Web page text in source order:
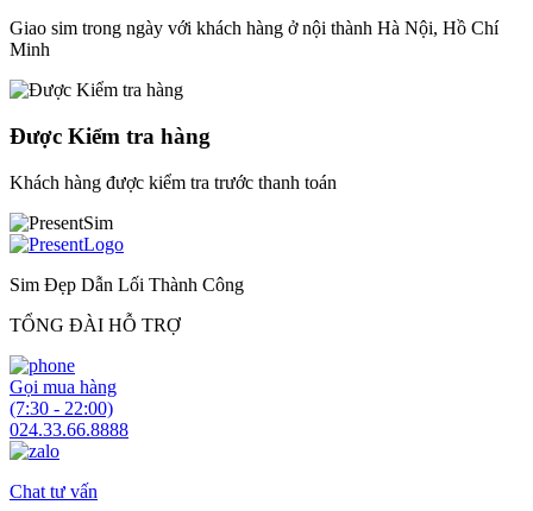
Giao sim trong ngày với khách hàng ở nội thành Hà Nội, Hồ Chí
Minh
Được Kiểm tra hàng
Khách hàng được kiểm tra trước thanh toán
Sim Đẹp Dẫn Lối Thành Công
TỔNG ĐÀI HỖ TRỢ
Gọi mua hàng
(7:30 - 22:00)
024.33.66.8888
Chat tư vấn